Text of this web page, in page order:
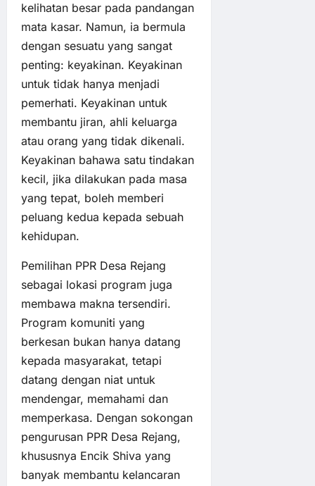
kelihatan besar pada pandangan
mata kasar. Namun, ia bermula
dengan sesuatu yang sangat
penting: keyakinan. Keyakinan
untuk tidak hanya menjadi
pemerhati. Keyakinan untuk
membantu jiran, ahli keluarga
atau orang yang tidak dikenali.
Keyakinan bahawa satu tindakan
kecil, jika dilakukan pada masa
yang tepat, boleh memberi
peluang kedua kepada sebuah
kehidupan.
Pemilihan PPR Desa Rejang
sebagai lokasi program juga
membawa makna tersendiri.
Program komuniti yang
berkesan bukan hanya datang
kepada masyarakat, tetapi
datang dengan niat untuk
mendengar, memahami dan
memperkasa. Dengan sokongan
pengurusan PPR Desa Rejang,
khususnya Encik Shiva yang
banyak membantu kelancaran